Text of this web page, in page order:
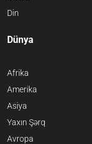
Din
Dünya
Afrika
Amerika
Asiya
Yaxın Şərq
Avropa